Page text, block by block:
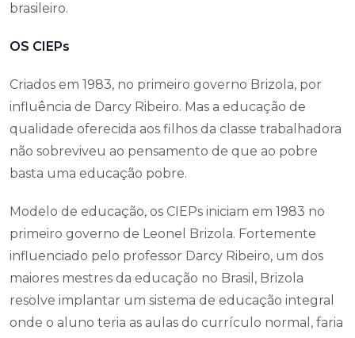
brasileiro.
OS CIEPs
Criados em 1983, no primeiro governo Brizola, por
influência de Darcy Ribeiro. Mas a educação de
qualidade oferecida aos filhos da classe trabalhadora
não sobreviveu ao pensamento de que ao pobre
basta uma educação pobre.
Modelo de educação, os CIEPs iniciam em 1983 no
primeiro governo de Leonel Brizola. Fortemente
influenciado pelo professor Darcy Ribeiro, um dos
maiores mestres da educação no Brasil, Brizola
resolve implantar um sistema de educação integral
onde o aluno teria as aulas do currículo normal, faria